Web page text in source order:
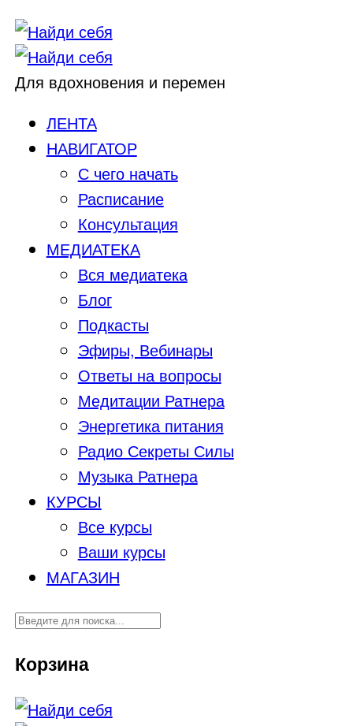
Для вдохновения и перемен
ЛЕНТА
НАВИГАТОР
С чего начать
Расписание
Консультация
МЕДИАТЕКА
Вся медиатека
Блог
Подкасты
Эфиры, Вебинары
Ответы на вопросы
Медитации Ратнера
Энергетика питания
Радио Секреты Силы
Музыка Ратнера
КУРСЫ
Все курсы
Ваши курсы
МАГАЗИН
Корзина